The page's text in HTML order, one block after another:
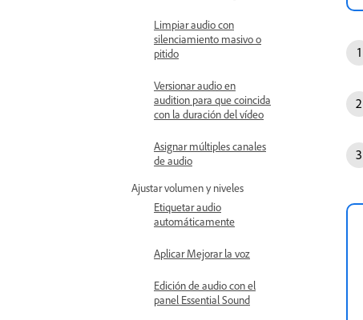
Limpiar audio con
silenciamiento masivo o
pitido
Versionar audio en
audition para que coincida
con la duración del vídeo
Asignar múltiples canales
de audio
Ajustar volumen y niveles
Etiquetar audio
automáticamente
Aplicar Mejorar la voz
Edición de audio con el
panel Essential Sound